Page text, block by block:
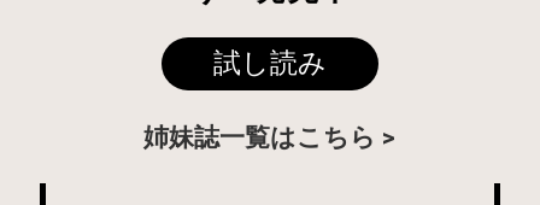
試し読み
姉妹誌一覧はこちら